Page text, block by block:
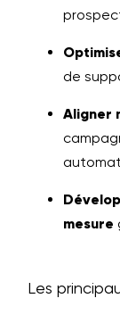
de
Aligner
mesure
Les